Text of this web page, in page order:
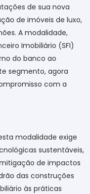
de sua nova
de imóveis de luxo,
A modalidade,
Imobiliário (SFI)
do banco ao
segmento, agora
com a
modalidade exige
sustentáveis,
de impactos
das construções
às práticas